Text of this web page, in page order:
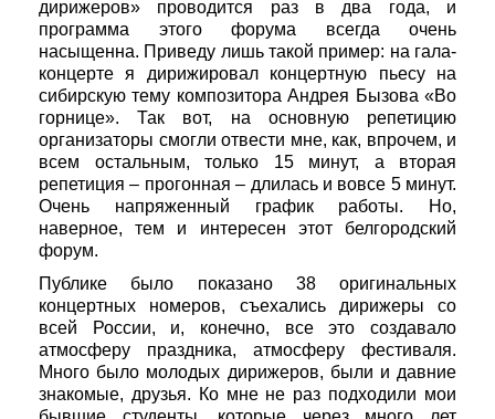
дирижеров» проводится раз в два года, и
программа этого форума всегда очень
насыщенна. Приведу лишь такой пример: на гала-
концерте я дирижировал концертную пьесу на
сибирскую тему композитора Андрея Бызова «Во
горнице». Так вот, на основную репетицию
организаторы смогли отвести мне, как, впрочем, и
всем остальным, только 15 минут, а вторая
репетиция – прогонная – длилась и вовсе 5 минут.
Очень напряженный график работы. Но,
наверное, тем и интересен этот белгородский
форум.
Публике было показано 38 оригинальных
концертных номеров, съехались дирижеры со
всей России, и, конечно, все это создавало
атмосферу праздника, атмосферу фестиваля.
Много было молодых дирижеров, были и давние
знакомые, друзья. Ко мне не раз подходили мои